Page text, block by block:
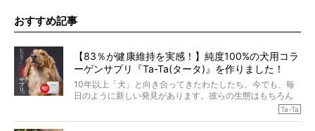
おすすめ記事
【83％が健康維持を実感！】純度100%の犬用コラ
ーゲンサプリ『Ta-Ta(タータ)』を作りました！
10年以上「犬」と向き合ってきたわたしたち。今でも、毎
日のように新しい発見があります。彼らの生態はもちろん
のこと、「食事」に関することも同じです。昔の犬は25年
も生きたといわれていますが、長生きの秘訣はバランスの
Ta-Ta